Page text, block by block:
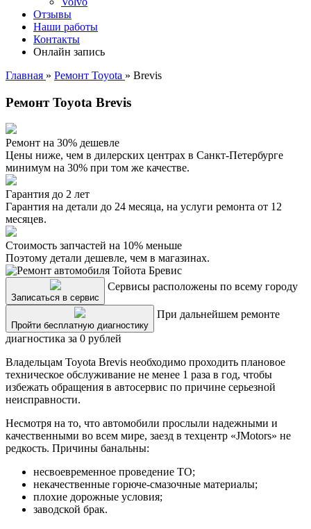
Отзывы
Наши работы
Контакты
Онлайн запись
Главная » Ремонт Toyota » Brevis
Ремонт Toyota Brevis
Ремонт на 30% дешевле
Цены ниже, чем в дилерских центрах в Санкт-Петербурге
минимум на 30% при том же качестве.
Гарантия до 2 лет
Гарантия на детали до 24 месяца, на услуги ремонта от 12
месяцев.
Стоимость запчастей на 10% меньше
Поэтому детали дешевле, чем в магазинах.
Записаться в сервис
Сервисы расположены по всему городу
Пройти бесплатную диагностику
При дальнейшем ремонте
диагностика за 0 рублей
Владельцам Toyota Brevis необходимо проходить плановое
техническое обслуживание не менее 1 раза в год, чтобы
избежать обращения в автосервис по причине серьезной
неисправности.
Несмотря на то, что автомобили прослыли надежными и
качественными во всем мире, заезд в техцентр «JMotors» не
редкость. Причины банальны:
несвоевременное проведение ТО;
некачественные горюче-смазочные материалы;
плохие дорожные условия;
заводской брак.